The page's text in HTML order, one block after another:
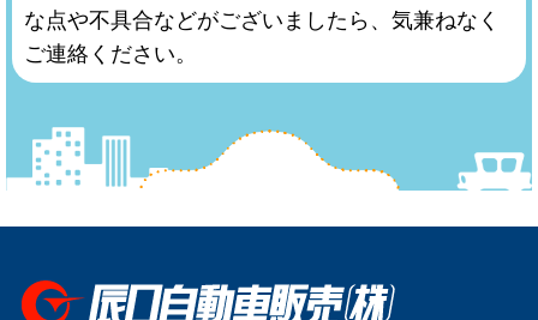
な点や不具合などがございましたら、気兼ねなく
ご連絡ください。